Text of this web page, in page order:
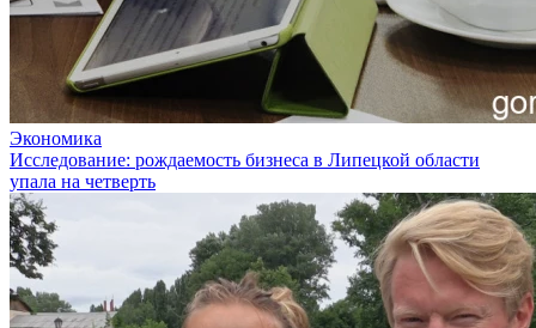
Экономика
Исследование: рождаемость бизнеса в Липецкой области
упала на четверть